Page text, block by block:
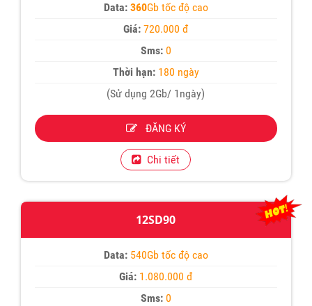
Data:360Gb tốc độ cao
Giá:720.000 đ
Sms: 0
Thời hạn:180 ngày
(Sử dụng 2Gb/ 1ngày)
ĐĂNG KÝ
Chi tiết
12SD90
Data: 540Gb tốc độ cao
Giá: 1.080.000 đ
Sms: 0